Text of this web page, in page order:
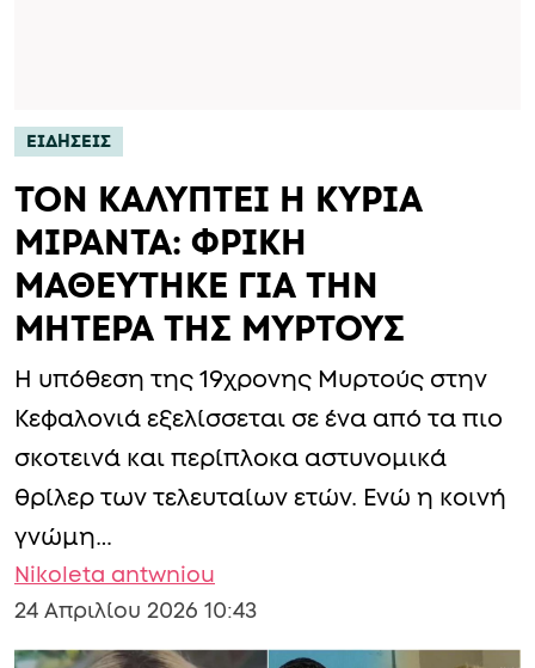
ΕΙΔΗΣΕΙΣ
TON ΚΑΛΥΠΤΕΙ Η ΚΥΡΙΑ
ΜΙΡΑΝΤΑ: ΦΡΙΚΗ
ΜΑΘΕΥΤΗΚΕ ΓΙΑ ΤΗΝ
ΜΗΤΕΡΑ ΤΗΣ ΜΥΡΤΟΥΣ
Η υπόθεση της 19χρονης Μυρτούς στην
Κεφαλονιά εξελίσσεται σε ένα από τα πιο
σκοτεινά και περίπλοκα αστυνομικά
θρίλερ των τελευταίων ετών. Ενώ η κοινή
γνώμη…
Nikoleta antwniou
24 Απριλίου 2026 10:43